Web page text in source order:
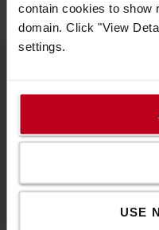
contain cookies to show
domain. Click "View
settings.
USE
A Toyotáról
Kik vagyunk mi
Letöltések